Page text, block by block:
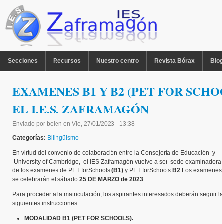
Pasar al contenido principal
Secciones Recursos Nuestro centro Revista Bórax
EXAMENES B1 Y B2 (PET FOR
EL I.E.S. ZAFRAMAGÓN
Enviado por belen en Vie, 27/01/2023 - 13:38
Categorías: Bilingüismo
En virtud del convenio de colaboración entre la Consejería de Educación y
University of Cambridge, el IES Zaframagón vuelve a ser sede examinadora
de los exámenes de PET forSchools (B1) y PET forSchools B2 Los exámenes
se celebrarán el sábado 25 DE MARZO de 2023
Para proceder a la matriculación, los aspirantes interesados deberán seguir
siguientes instrucciones:
MODALIDAD B1 (PET FOR SCHOOLS).